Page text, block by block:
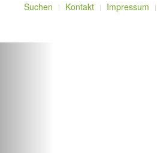
Suchen Kontakt Impressum